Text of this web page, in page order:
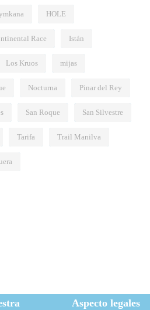
HOLE
Race Istán
Los Kruos mijas
Nocturna Pinar del Rey
San Roque San Silvestre
Tarifa Trail Manilva
Aspecto legales